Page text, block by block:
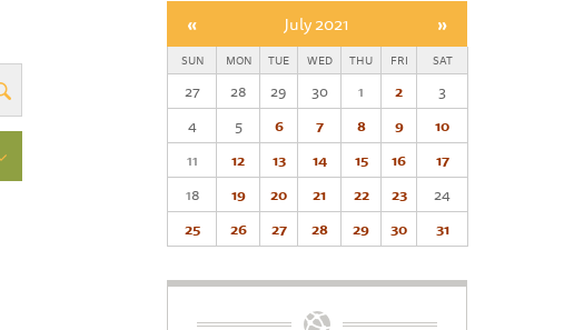
« July 2021 »
SUN MON TUE WED THU FRI SAT
27 28 29 30 1 2
3
4
5 6 7 8 9
10
11
12 13 14 15 16
17
18
19 20 21 22 23
24
25
26 27 28 29 30 31